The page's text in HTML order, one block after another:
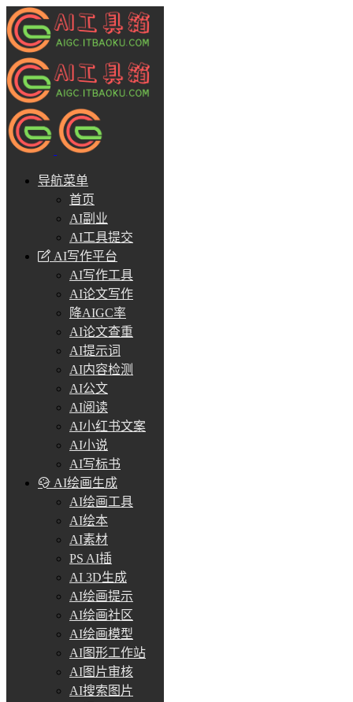
导航菜单
首页
AI副业
AI工具提交
AI写作平台
AI写作工具
AI论文写作
降AIGC率
AI论文查重
AI提示词
AI内容检测
AI公文
AI阅读
AI小红书文案
AI小说
AI写标书
AI绘画生成
AI绘画工具
AI绘本
AI素材
PS AI插
AI 3D生成
AI绘画提示
AI绘画社区
AI绘画模型
AI图形工作站
AI图片审核
AI搜索图片